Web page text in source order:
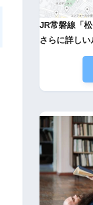
JR常磐線「
さらに詳しい